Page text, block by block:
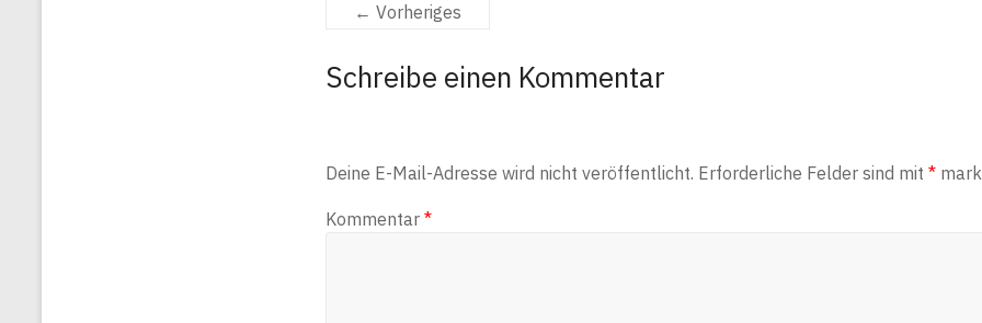
← Vorheriges
Schreibe einen Kommentar
Deine E-Mail-Adresse wird nicht veröffentlicht. Erforderliche Felder sind mit *
Kommentar *